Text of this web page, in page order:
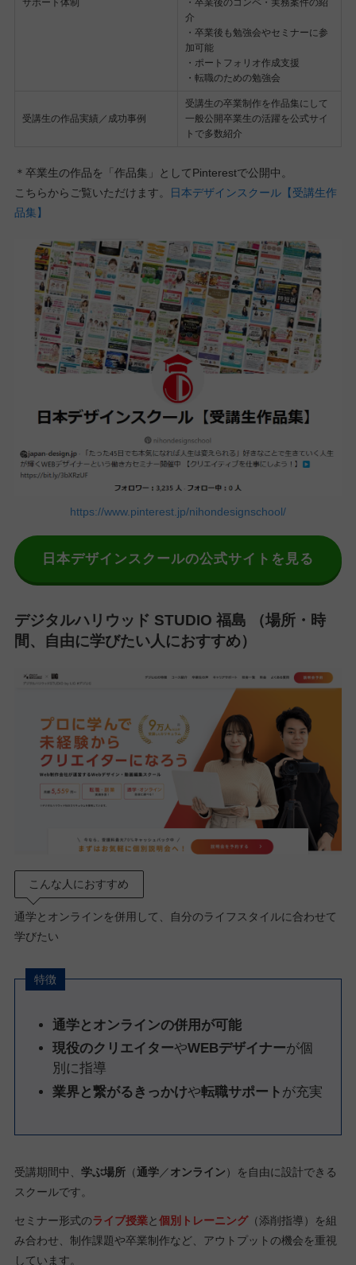
サポート体制
・卒業後のコンペ・実務案件の紹
介
・卒業後も勉強会やセミナーに参
加可能
・ポートフォリオ作成支援
・転職のための勉強会
受講生の作品実績／成功事例
受講生の卒業制作を作品集にして
一般公開卒業生の活躍を公式サイ
トで多数紹介
＊卒業生の作品を「作品集」としてPinterestで公開中。
こちらからご覧いただけます。
日本デザインスクール【受講生作
品集】
https://www.pinterest.jp/nihondesignschool/
日本デザインスクールの公式サイトを見る
デジタルハリウッド STUDIO 福島 （場所・時
間、自由に学びたい人におすすめ）
こんな人におすすめ
通学とオンラインを併用して、自分のライフスタイルに合わせて
学びたい
特徴
通学とオンラインの併用が可能
現役のクリエイターやWEBデザイナーが個
別に指導
業界と繋がるきっかけや転職サポート が充実
受講期間中、 学ぶ場所（通学／オンライン）を自由に設計できる
スクールです。
セミナー形式のライブ授業と個別トレーニング（添削指導）を組
み合わせ、制作課題や卒業制作など、アウトプットの機会を重視
しています。